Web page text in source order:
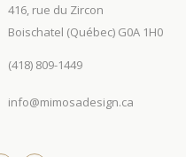
416, rue du Zircon
Boischatel (Québec) G0A 1H0
(418) 809-1449
info@mimosadesign.ca